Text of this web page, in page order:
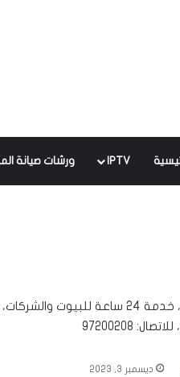
IPTV ورشات صيانة
فني ستلايت في جميع مدن الكويت،
ديسمبر 3, 2023